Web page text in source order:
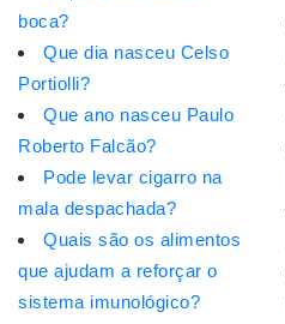
boca?
Que dia nasceu Celso
Portiolli?
Que ano nasceu Paulo
Roberto Falcão?
Pode levar cigarro na
mala despachada?
Quais são os alimentos
que ajudam a reforçar o
sistema imunológico?